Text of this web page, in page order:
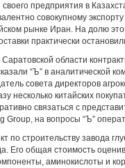
своего предприятия в
совокупному
рынке Иран. На долю
практически
области
“Ъ” в аналитической
совета директоров
несколько китайских
связаться с
Group, на вопросы “Ъ”
по строительству завода
Его общая стоимость
аминокислоты и